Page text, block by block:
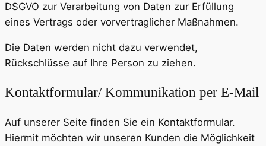
DSGVO zur Verarbeitung von Daten zur Erfüllung
eines Vertrags oder vorvertraglicher Maßnahmen.
Die Daten werden nicht dazu verwendet,
Rückschlüsse auf Ihre Person zu ziehen.
Kontaktformular/ Kommunikation per E-Mail
Auf unserer Seite finden Sie ein Kontaktformular.
Hiermit möchten wir unseren Kunden die Möglichkeit